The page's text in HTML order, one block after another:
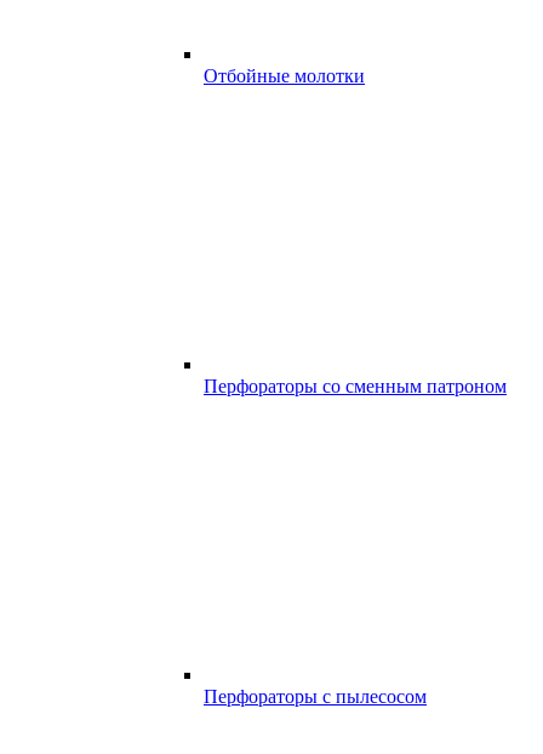
Отбойные молотки
Перфораторы со сменным патроном
Перфораторы с пылесосом